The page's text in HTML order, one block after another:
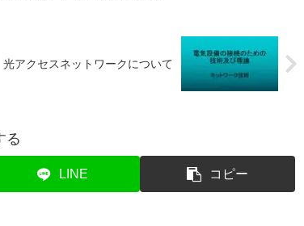
アクセスネットワークについて
る
LINE コピー